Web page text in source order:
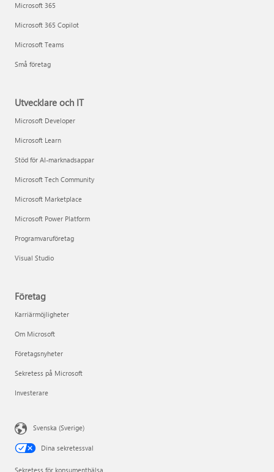
Microsoft 365
Microsoft 365 Copilot
Microsoft Teams
Små företag
Utvecklare och IT
Microsoft Developer
Microsoft Learn
Stöd för AI-marknadsappar
Microsoft Tech Community
Microsoft Marketplace
Microsoft Power Platform
Programvaruföretag
Visual Studio
Företag
Karriärmöjligheter
Om Microsoft
Företagsnyheter
Sekretess på Microsoft
Investerare
Svenska (Sverige)
Dina sekretessval
Sekretess för konsumenthälsa